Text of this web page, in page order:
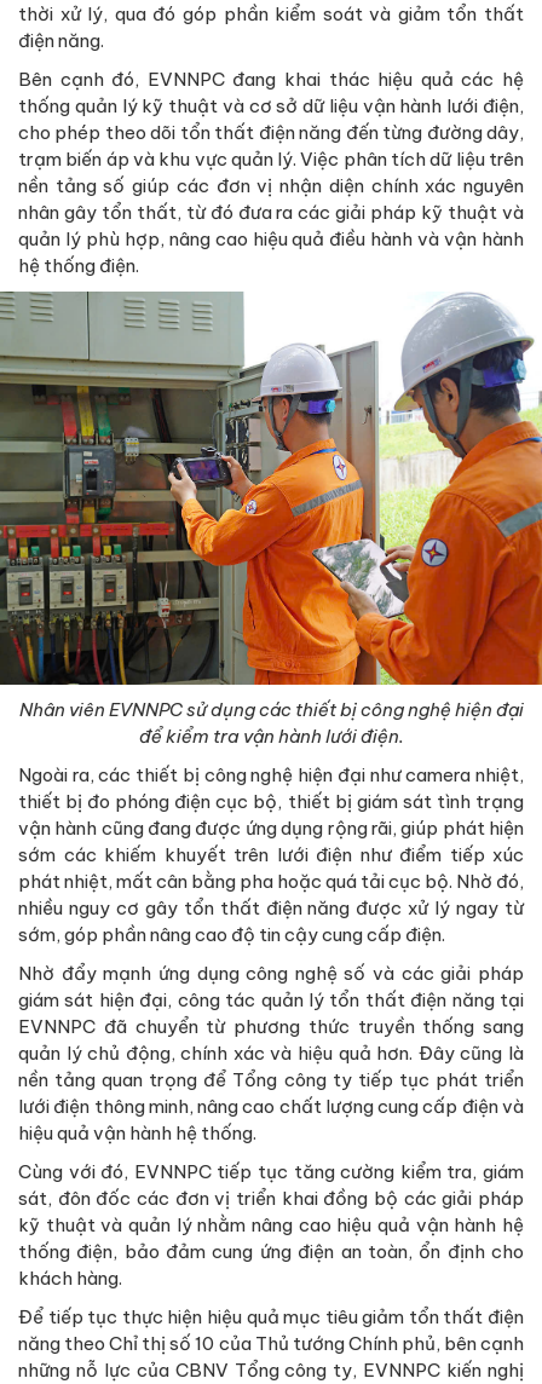
thời xử lý, qua đó góp phần kiểm soát và giảm tổn thất
điện năng.
Bên cạnh đó, EVNNPC đang khai thác hiệu quả các hệ
thống quản lý kỹ thuật và cơ sở dữ liệu vận hành lưới điện,
cho phép theo dõi tổn thất điện năng đến từng đường dây,
trạm biến áp và khu vực quản lý. Việc phân tích dữ liệu trên
nền tảng số giúp các đơn vị nhận diện chính xác nguyên
nhân gây tổn thất, từ đó đưa ra các giải pháp kỹ thuật và
quản lý phù hợp, nâng cao hiệu quả điều hành và vận hành
hệ thống điện.
Nhân viên EVNNPC sử dụng các thiết bị công nghệ hiện đại
để kiểm tra vận hành lưới điện.
Ngoài ra, các thiết bị công nghệ hiện đại như camera nhiệt,
thiết bị đo phóng điện cục bộ, thiết bị giám sát tình trạng
vận hành cũng đang được ứng dụng rộng rãi, giúp phát hiện
sớm các khiếm khuyết trên lưới điện như điểm tiếp xúc
phát nhiệt, mất cân bằng pha hoặc quá tải cục bộ. Nhờ đó,
nhiều nguy cơ gây tổn thất điện năng được xử lý ngay từ
sớm, góp phần nâng cao độ tin cậy cung cấp điện.
Nhờ đẩy mạnh ứng dụng công nghệ số và các giải pháp
giám sát hiện đại, công tác quản lý tổn thất điện năng tại
EVNNPC đã chuyển từ phương thức truyền thống sang
quản lý chủ động, chính xác và hiệu quả hơn. Đây cũng là
nền tảng quan trọng để Tổng công ty tiếp tục phát triển
lưới điện thông minh, nâng cao chất lượng cung cấp điện và
hiệu quả vận hành hệ thống.
Cùng với đó, EVNNPC tiếp tục tăng cường kiểm tra, giám
sát, đôn đốc các đơn vị triển khai đồng bộ các giải pháp
kỹ thuật và quản lý nhằm nâng cao hiệu quả vận hành hệ
thống điện, bảo đảm cung ứng điện an toàn, ổn định cho
khách hàng.
Để tiếp tục thực hiện hiệu quả mục tiêu giảm tổn thất điện
năng theo Chỉ thị số 10 của Thủ tướng Chính phủ, bên cạnh
những nỗ lực của CBNV Tổng công ty, EVNNPC kiến nghị